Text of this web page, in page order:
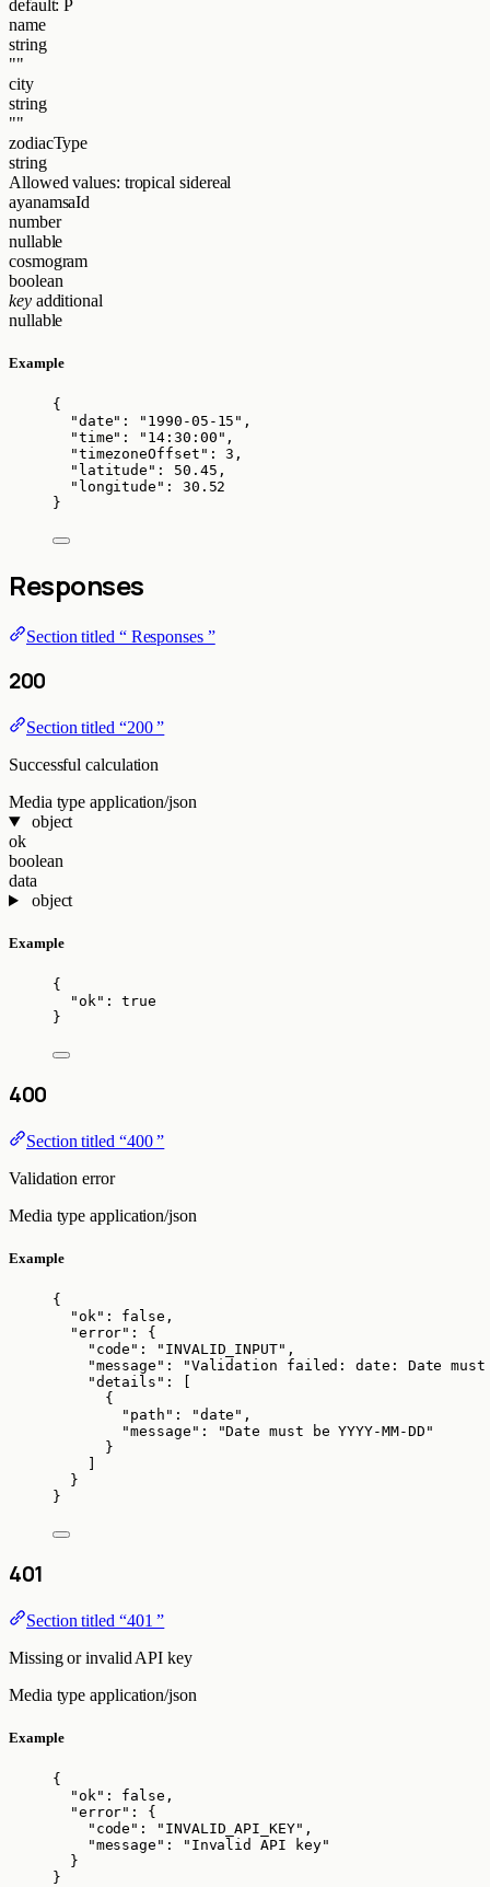
default: P
name
string
""
city
string
""
zodiacType
string
Allowed values: tropicalsidereal
ayanamsaId
number
nullable
cosmogram
boolean
key additional
nullable
Example
{
"date" : " 1990-05-15 " ,
"time" : " 14:30:00 " ,
"timezoneOffset" : 3 ,
"latitude" : 50.45 ,
"longitude" : 30.52
}
Responses
Section titled “ Responses ”
200
Section titled “200 ”
Successful calculation
Media type application/json
object
ok
boolean
data
object
Example
{
"ok" : true
}
400
Section titled “400 ”
Validation error
Media type application/json
Example
{
"ok" : false ,
"error" : {
"code" : " INVALID_INPUT" ,
"message" : "Validation failed: date: Date must be
"details" : [
{
"path" : "date " ,
"message" : "Date must be YYYY-MM-DD "
}
}
}
401
Section titled “401 ”
Missing or invalid API key
Media type application/json
Example
{
"ok" : false ,
"error" : {
"code" : " INVALID_API_KEY" ,
"message" : " Invalid API key"
}
}